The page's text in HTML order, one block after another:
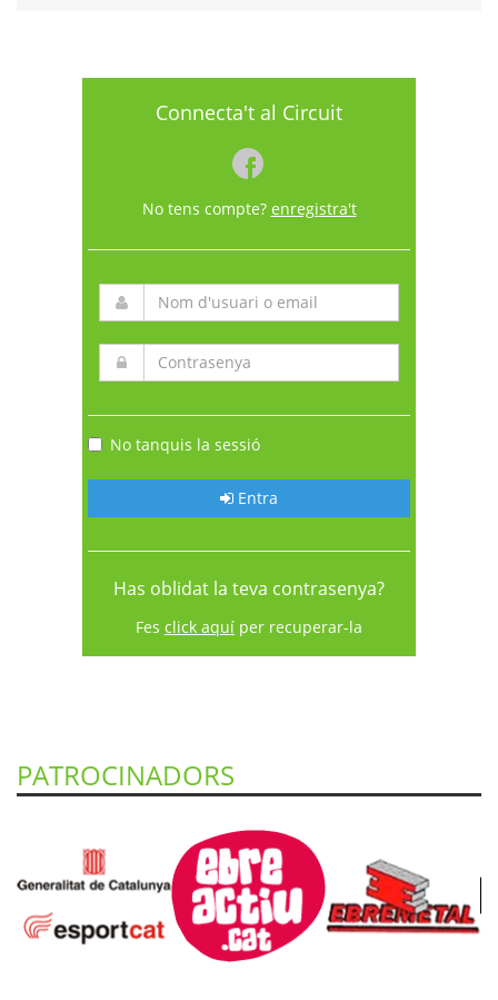
Connecta't al Circuit
No tens compte? enregistra't
No tanquis la sessió
Entra
Has oblidat la teva contrasenya?
Fes click aquí per recuperar-la
PATROCINADORS